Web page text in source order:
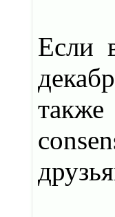
Если
также